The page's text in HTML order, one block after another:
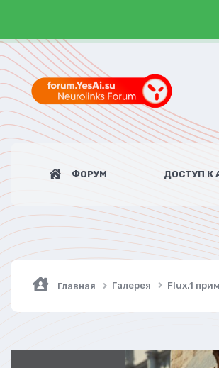
ФОРУМ ДОСТУП К
Главная Галерея Flux.1